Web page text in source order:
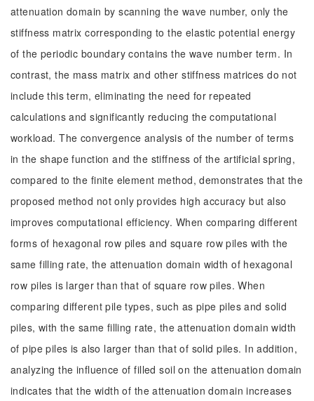
attenuation domain by scanning the wave number, only the
stiffness matrix corresponding to the elastic potential energy
of the periodic boundary contains the wave number term. In
contrast, the mass matrix and other stiffness matrices do not
include this term, eliminating the need for repeated
calculations and significantly reducing the computational
workload. The convergence analysis of the number of terms
in the shape function and the stiffness of the artificial spring,
compared to the finite element method, demonstrates that the
proposed method not only provides high accuracy but also
improves computational efficiency. When comparing different
forms of hexagonal row piles and square row piles with the
same filling rate, the attenuation domain width of hexagonal
row piles is larger than that of square row piles. When
comparing different pile types, such as pipe piles and solid
piles, with the same filling rate, the attenuation domain width
of pipe piles is also larger than that of solid piles. In addition,
analyzing the influence of filled soil on the attenuation domain
indicates that the width of the attenuation domain increases